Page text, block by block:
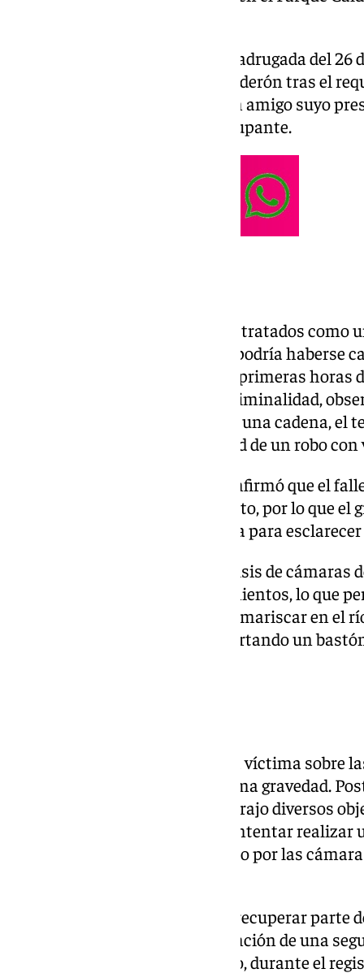
Los hechos se remontan a la madrugada del
Local intervino en el Parque Calderón tras el
jóvenes que alertaban de que un amigo suyo
cabeza y una respiración preocupante.
En principio, los hechos fueron tratados como
del fallecido manifestaron que podría haberse
alcohol. Sin embargo, desde las primeras horas
UDEV detectaron indicios de criminalidad,
varios efectos personales como una cadena, el
llevó a contemplar la posibilidad de un robo
Posteriormente, la autopsia confirmó que el
traumatismo de carácter violento, por lo que el
trabajar en dedicación exclusiva para
La investigación añadió el análisis de cámaras
de testigos, vigilancias y seguimientos, lo que
sospechoso, un varón que solía mariscar en el
entorno del Parque Calderón portando un
El detenido habría golpeado a la víctima sobre
provocándole lesiones de extrema gravedad.
estado de inconsciencia, le sustrajo diversos
presunto autor llegó incluso a intentar realizar
tarjeta sustraída, siendo grabado por las
La Policía Nacional ha logrado recuperar parte
también ha procedido a la detención de una
delito de receptación. Asimismo, durante el